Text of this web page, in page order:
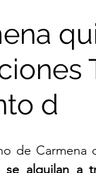
d
de Carmena
alquilan a